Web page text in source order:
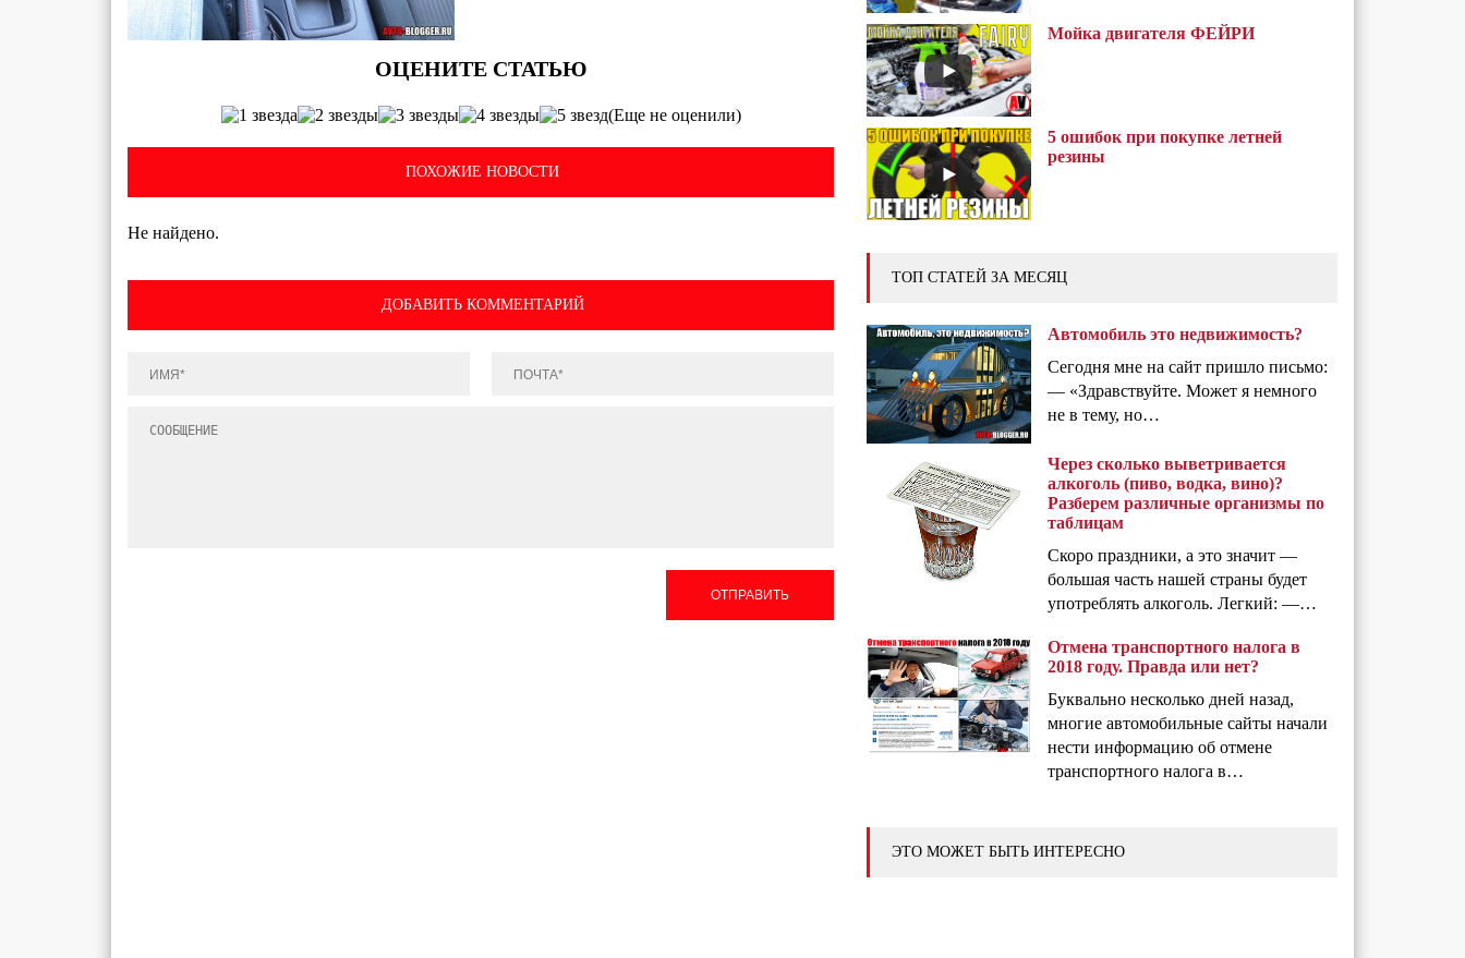
(Еще не оценили)
ПОХОЖИЕ НОВОСТИ
Не найдено.
ДОБАВИТЬ КОММЕНТАРИЙ
ОТПРАВИТЬ
Мойка двигателя ФЕЙРИ
5 ошибок при покупке летней
резины
ТОП СТАТЕЙ ЗА МЕСЯЦ
Автомобиль это недвижимость?
Сегодня мне на сайт пришло письмо:
— «Здравствуйте. Может я немного
не в тему, но…
Через сколько выветривается
алкоголь (пиво, водка, вино)?
Разберем различные организмы по
таблицам
Скоро праздники, а это значит —
большая часть нашей страны будет
употреблять алкоголь. Легкий: —…
Отмена транспортного налога в
2018 году. Правда или нет?
Буквально несколько дней назад,
многие автомобильные сайты начали
нести информацию об отмене
транспортного налога в…
ЭТО МОЖЕТ БЫТЬ ИНТЕРЕСНО